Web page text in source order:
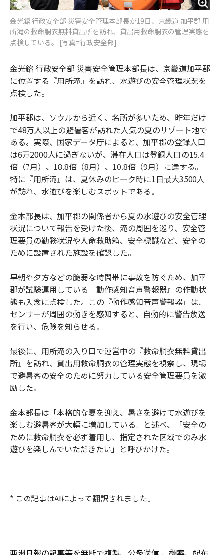
金光鎔 行政安全部 災害安全管理本部長が19日、京畿道 加平郡 用
所滝の救命胴衣無料貸出所を訪れ、貸出用救命胴衣の管理実態を
点検している。 [写真=行政安全部]
金光鎔 行政安全部 災害安全管理本部長は、京畿道加平郡
に位置する『用所滝』を訪れ、水遊びの安全管理状況を
点検した。
加平郡は、ソウルから近く、名所が多いため、昨年だけ
で48万人以上の避暑客が訪れた人気の夏のリゾート地で
ある。実際、国家データ庁によると、加平郡の登録人口
は6万2000人に過ぎないが、滞在人口は登録人口の15.4
倍（7月）、18.8倍（8月）、10.8倍（9月）に達する。
特に『用所滝』は、夏休みのピーク時に1日最大3500人
が訪れ、水遊びを楽しむスポットである。
金本部長は、加平郡の関係者から夏の水遊びの安全管理
状況について報告を受けた後、滝の周囲を巡り、安全管
理要員の勤務状況や人命救助箱、安全標識など、安全の
ために設置された施設を確認した。
早朝や夕方などの脆弱な時間帯に事故を防ぐため、加平
郡が試験運用している『動作感知音声警報器』の作動状
態も入念に点検した。この『動作感知音声警報器』は、
センサーが周囲の動きを感知すると、自動的に警告放送
を行い、危険を知らせる。
最後に、用所滝の入り口で運営中の『救命胴衣無料貸出
所』を訪れ、貸出用救命胴衣の管理実態を視察し、現場
で避暑客の安全のために努力している安全管理要員を激
励した。
金本部長は「本格的な夏を迎え、暑さを避けて水遊びを
楽しむ避暑客が大幅に増加している」と述べ、「安全の
ために救命胴衣を必ず着用し、指定された区域でのみ水
遊びを楽しんでいただきたい」と呼びかけた。
* この記事はAIによって翻訳されました。
亜洲日報の記事等を無断で複製、公衆送信 、翻案、配布